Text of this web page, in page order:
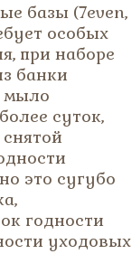
базы (7even,
особых
при наборе
банки
мыло
суток,
это сугубо
годности
уходовых